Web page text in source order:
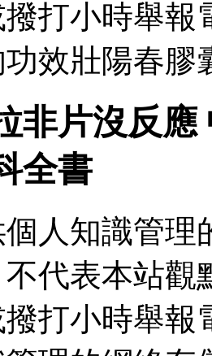
打小時舉
效壯陽春膠
非片沒反
全書
人知識管理
代表本站
打小時舉報